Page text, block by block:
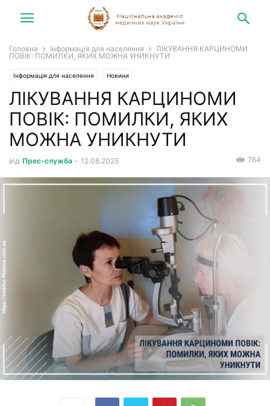
Головна Інформація для населення
ЛІКУВАННЯ КАРЦИНОМИ
ПОВІК: ПОМИЛКИ, ЯКИХ МОЖНА УНИКНУТИ
Інформація для населення Новини
ЛІКУВАННЯ КАРЦИНОМИ
ПОВІК: ПОМИЛКИ, ЯКИХ
МОЖНА УНИКНУТИ
від Прес-служба - 12.08.2025 764